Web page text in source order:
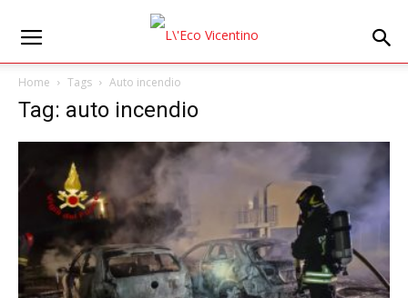
Home Tags Auto incendio
Tag: auto incendio